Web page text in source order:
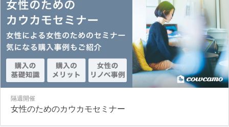
隔週開催
女性のためのカウカモセミナー